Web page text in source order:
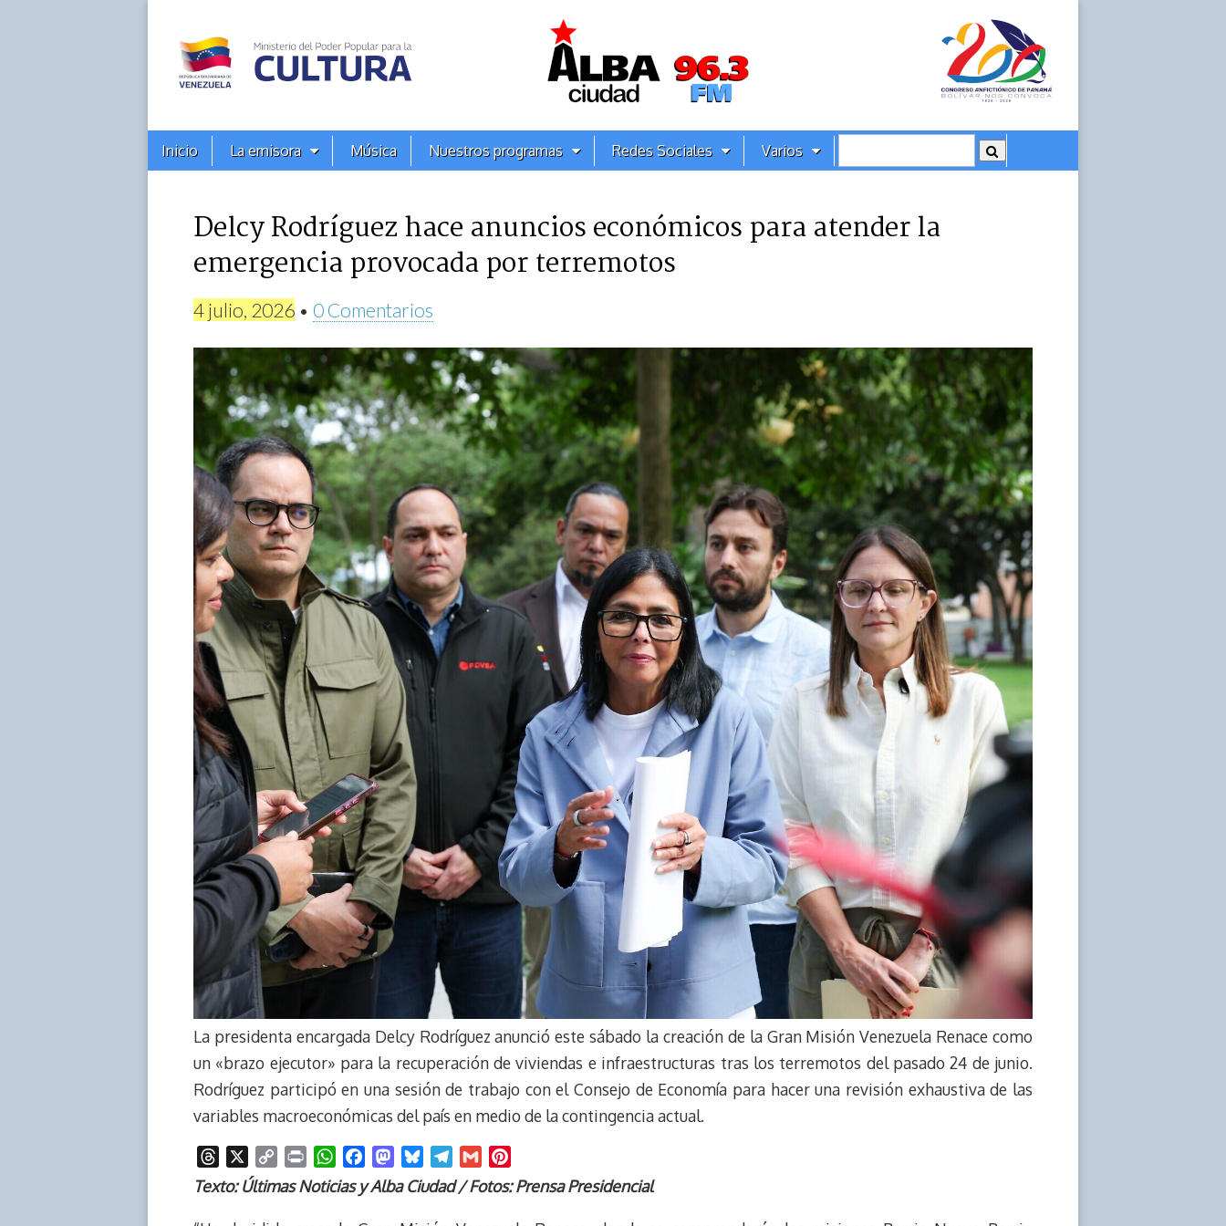
Alba
Ciudad
96.3
FM
Menú
principal
Inicio La emisora Música Nuestros programas Redes Sociales Varios
Delcy Rodríguez hace anuncios económicos para atender la
emergencia provocada por terremotos
4 julio, 2026 • 0 Comentarios
La presidenta encargada Delcy Rodríguez anunció este sábado la creación de la Gran Misión Venezuela Renace como
un «brazo ejecutor» para la recuperación de viviendas e infraestructuras tras los terremotos del pasado 24 de junio.
Rodríguez participó en una sesión de trabajo con el Consejo de Economía para hacer una revisión exhaustiva de las
variables macroeconómicas del país en medio de la contingencia actual.
h
o
r
W
h
a
M
a
l
e
m
i
Texto: Últimas Noticias y Alba Ciudad / Fotos: Prensa Presidencial